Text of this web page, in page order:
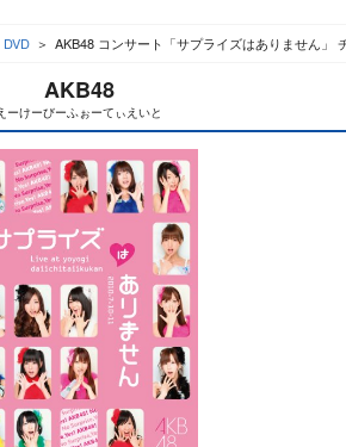
DVD AKB48 コンサート「サプライズはありません」
AKB48
ーけーびーふぉーてぃえいと